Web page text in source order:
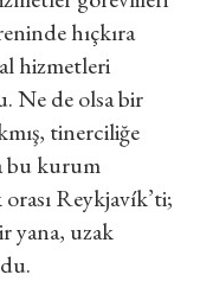
hıçkıra
hizmetleri
Ne de olsa bir
tinerciliğe
bu kurum
Reykjavík’ti;
yana, uzak